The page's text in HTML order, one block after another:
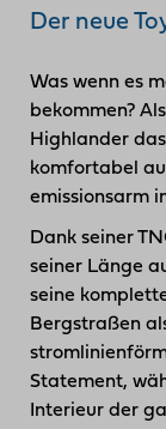
Der neue
Was wenn es
bekommen?
Highlander
komfortabel
emissions­arm
Dank seiner
seiner Länge
seine
Bergstraßen
Statement,
Interieur der